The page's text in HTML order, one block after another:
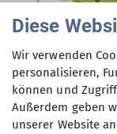
Diese
Wir verwenden
personalisieren,
können und
Außerdem geben
unserer Website